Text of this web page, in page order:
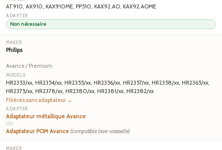
AT910, AX910, KAX910ME, PP510, KAX92.AO, KAX92.AOME
Non nécessaire
Philips
Avance / Premium
HR2353/xx, HR2354/xx, HR2355/xx, HR2356/xx, HR2357/xx, HR2358/xx, HR2365/xx,
HR2375/xx, HR2378/xx, HR2380/xx, HR2381/xx, HR2382/xx
Filières sans adaptateur →
Adaptateur métallique Avance
OU
Adaptateur POM Avance (compatible lave-vaisselle)